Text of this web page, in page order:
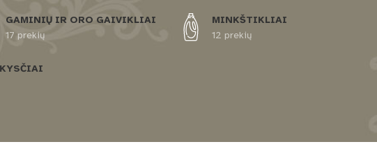
GAMINIŲ IR ORO GAIVIKLIAI
17 prekių
MINKŠTIKLIAI
12 prekių